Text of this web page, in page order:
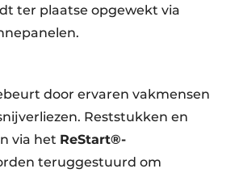
ter plaatse opgewekt via
door ervaren vakmensen
Reststukken en
via het ReStart®-
teruggestuurd om